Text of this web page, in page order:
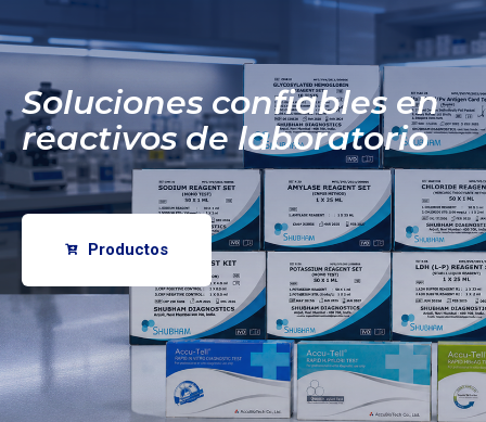
Soluciones confiables en
reactivos de laboratorio
Productos